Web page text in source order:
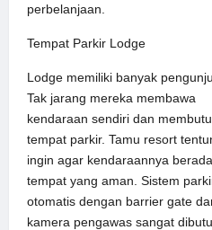
perbelanjaan.
Tempat Parkir Lodge
Lodge memiliki banyak
Tak jarang mereka membawa
kendaraan sendiri dan
tempat parkir. Tamu resort
ingin agar kendaraannya
tempat yang aman. Sistem
otomatis dengan barrier gate
kamera pengawas sangat